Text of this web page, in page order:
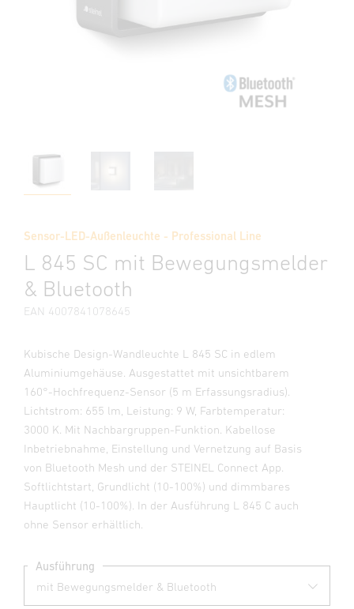
Sensor-LED-Außenleuchte - Professional Line
L 845 SC mit Bewegungsmelder
& Bluetooth
EAN 4007841078645
Kubische Design-Wandleuchte L 845 SC in edlem
Aluminiumgehäuse. Ausgestattet mit unsichtbarem
160°-Hochfrequenz-Sensor (5 m Erfassungsradius).
Lichtstrom: 655 lm, Leistung: 9 W, Farbtemperatur:
3000 K. Mit Nachbargruppen-Funktion. Kabellose
Inbetriebnahme, Einstellung und Vernetzung auf Basis
von Bluetooth Mesh und der STEINEL Connect App.
Softlichtstart, Grundlicht (10-100%) und dimmbares
Hauptlicht (10-100%). In der Ausführung L 845 C auch
ohne Sensor erhältlich.
Ausführung